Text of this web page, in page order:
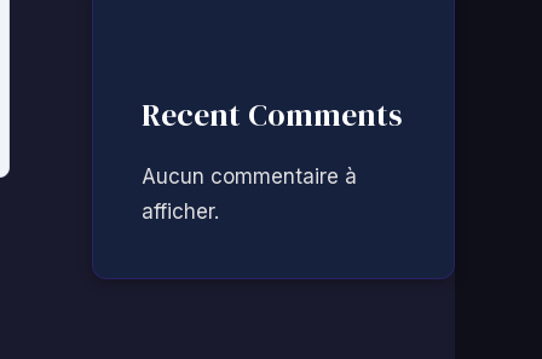
Recent Comments
Aucun commentaire à
afficher.